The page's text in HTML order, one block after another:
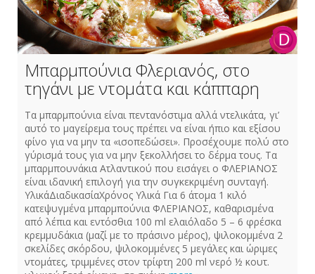
Μπαρμπούνια Φλεριανός, στο
τηγάνι με ντομάτα και κάππαρη
Τα μπαρμπούνια είναι πεντανόστιμα αλλά ντελικάτα, γι’
αυτό το μαγείρεμα τους πρέπει να είναι ήπιο και εξίσου
φίνο για να μην τα «ισοπεδώσει». Προσέχουμε πολύ στο
γύρισμά τους για να μην ξεκολλήσει το δέρμα τους. Τα
μπαρμπουνάκια Ατλαντικού που εισάγει ο ΦΛΕΡΙΑΝΟΣ
είναι ιδανική επιλογή για την συγκεκριμένη συνταγή.
ΥλικάΔιαδικασίαΧρόνος Υλικά Για 6 άτομα 1 κιλό
κατεψυγμένα μπαρμπούνια ΦΛΕΡΙΑΝΟΣ, καθαρισμένα
από λέπια και εντόσθια 100 ml ελαιόλαδο 5 – 6 φρέσκα
κρεμμυδάκια (μαζί με το πράσινο μέρος), ψιλοκομμένα 2
σκελίδες σκόρδου, ψιλοκομμένες 5 μεγάλες και ώριμες
ντομάτες, τριμμένες στον τρίφτη 200 ml νερό ½ κουτ.